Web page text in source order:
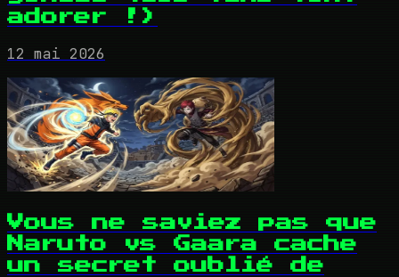
adorer !)
12 mai 2026
Vous ne saviez pas que
Naruto vs Gaara cache
un secret oublié de